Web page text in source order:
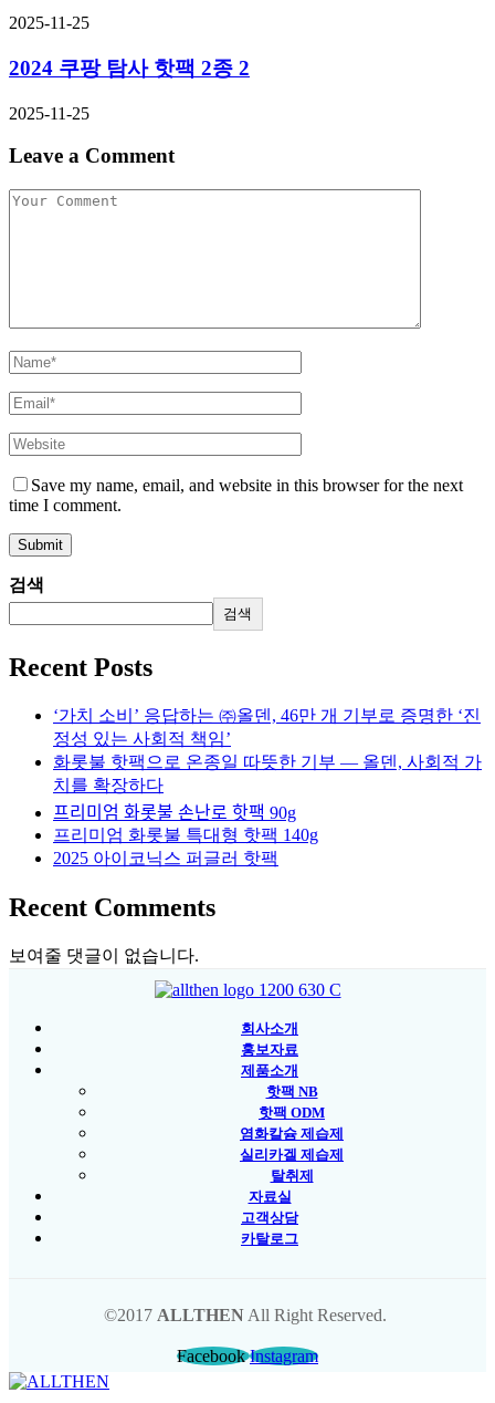
2025-11-25
2024 쿠팡 탐사 핫팩 2종 2
2025-11-25
Leave a Comment
Save my name, email, and website in this browser for the next
time I comment.
검색
검색
Recent Posts
‘가치 소비’ 응답하는 ㈜올덴, 46만 개 기부로 증명한 ‘진
정성 있는 사회적 책임’
화롯불 핫팩으로 온종일 따뜻한 기부 — 올덴, 사회적 가
치를 확장하다
프리미엄 화롯불 손난로 핫팩 90g
프리미엄 화롯불 특대형 핫팩 140g
2025 아이코닉스 퍼글러 핫팩
Recent Comments
보여줄 댓글이 없습니다.
회사소개
홍보자료
제품소개
핫팩 NB
핫팩 ODM
염화칼슘 제습제
실리카겔 제습제
탈취제
자료실
고객상담
카탈로그
©2017 ALLTHEN All Right Reserved.
Facebook Instagram